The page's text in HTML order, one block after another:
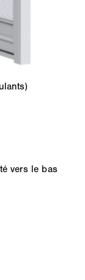
vers le bas